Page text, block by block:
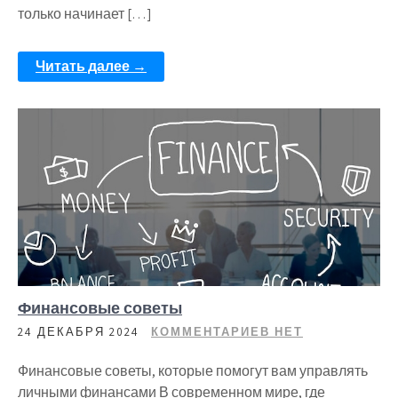
только начинает […]
Читать далее →
Финансовые советы
24 ДЕКАБРЯ 2024 КОММЕНТАРИЕВ НЕТ
Финансовые советы, которые помогут вам управлять
личными финансами В современном мире, где